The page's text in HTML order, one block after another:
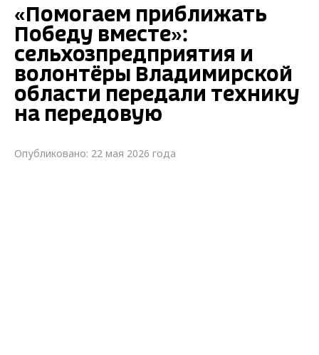
«Помогаем приближать
Победу вместе»:
сельхозпредприятия и
волонтёры Владимирской
области передали технику
на передовую
Опубликовано: 22 мая 2026 года